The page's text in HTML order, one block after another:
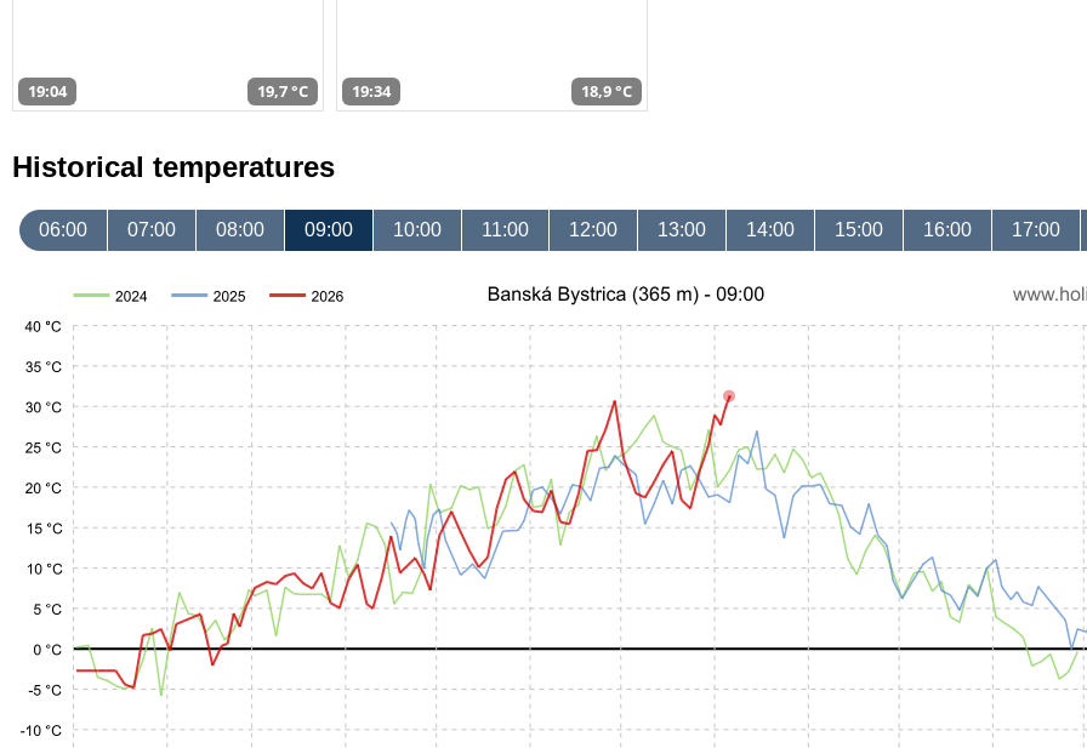
19:04 19,7 °C 19:34 18,9 °C
Historical temperatures
06:00 07:00 08:00 09:00 10:00 11:00 12:00 13:00 14:00 15:00 16:00 17:00